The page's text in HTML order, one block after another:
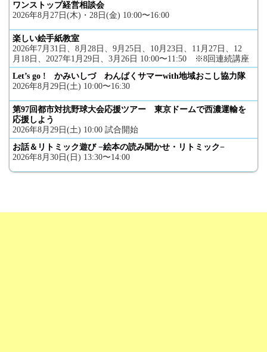
ワンストップ経営相談会
2026年8月27日(木)・28日(金) 10:00〜16:00
楽しい絵手紙教室
2026年7月31日、8月28日、9月25日、10月23日、11月27日、12
月18日、2027年1月29日、3月26日 10:00〜11:50 ※8回連続講座
Let’s go ! かみいしづ わんぱくサマーwith地域おこし協力隊
2026年8月29日(土) 10:00〜16:30
第97回都市対抗野球大会応援ツアー 東京ドームで西濃運輸を
応援しよう
2026年8月29日(土) 10:00 試合開始
お話＆リトミック遊び −絵本の読み聞かせ・リトミック−
2026年8月30日(日) 13:30〜14:00